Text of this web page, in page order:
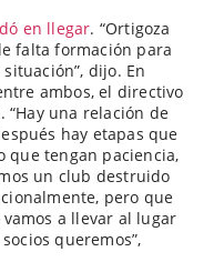
en llegar. “Ortigoza
falta formación para
dijo. En
ambos, el directivo
“Hay una relación de
hay etapas que
que tengan paciencia,
un club destruido
pero que
a llevar al lugar
queremos”,